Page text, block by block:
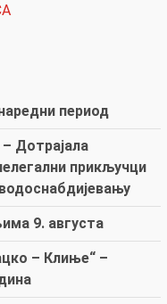
период
Дотрајала
прикључци
9. августа
– Клиње“ –